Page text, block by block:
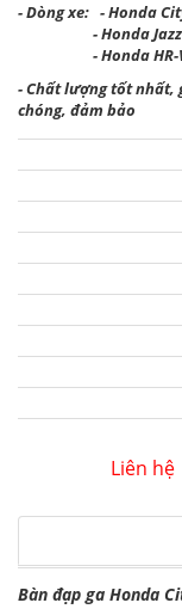
- Dòng xe: - Honda
- Honda Jazz các
- Honda HR-V
- Chất lượng tốt nhất,
chóng, đảm bảo
Liên hệ
Bàn đạp ga Honda